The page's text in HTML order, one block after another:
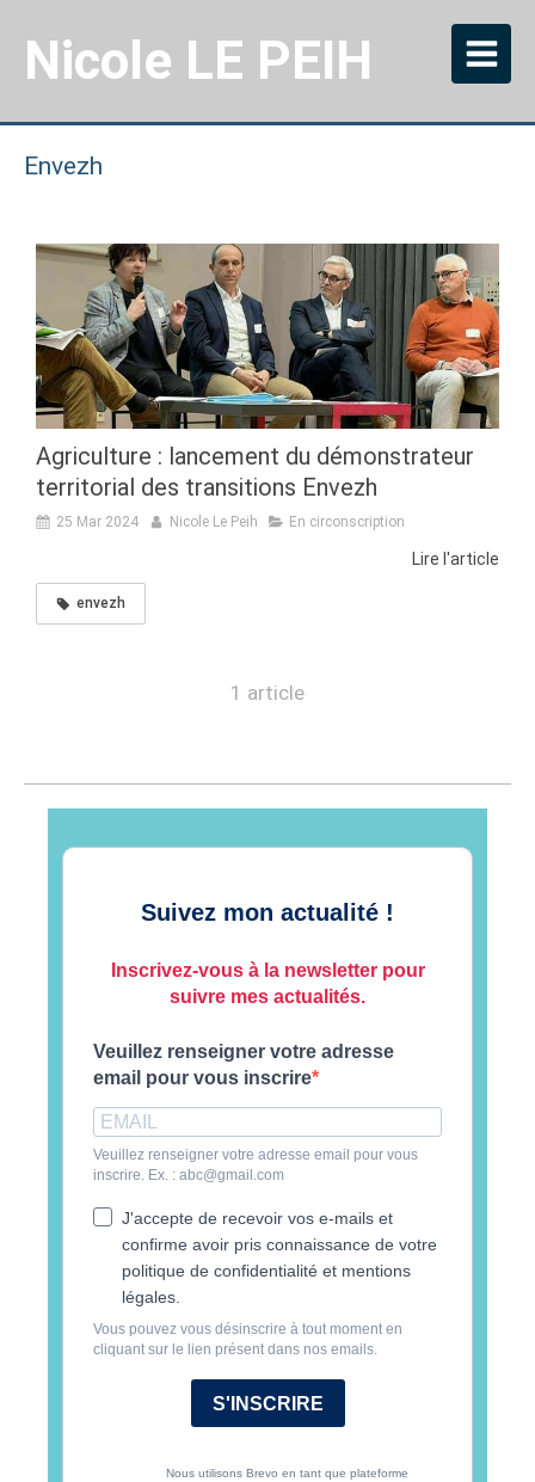
Nicole LE PEIH
Envezh
Agriculture : lancement du démonstrateur
territorial des transitions Envezh
25 Mar 2024 Nicole Le Peih En circonscription
Lire l'article
envezh
1 article
Suivez mon actualité !
Inscrivez-vous à la newsletter pour
suivre mes actualités.
Veuillez renseigner votre adresse
email pour vous inscrire
Veuillez renseigner votre adresse email pour vous
inscrire. Ex. : abc@gmail.com
J'accepte de recevoir vos e-mails et
confirme avoir pris connaissance de votre
politique de confidentialité et mentions
légales.
Vous pouvez vous désinscrire à tout moment en
cliquant sur le lien présent dans nos emails.
S'INSCRIRE
Nous utilisons Brevo en tant que plateforme